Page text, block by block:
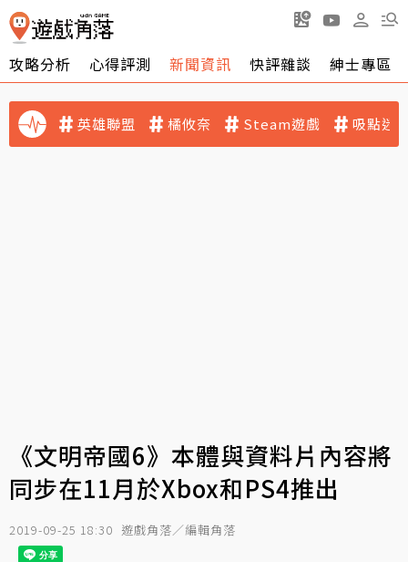
攻略分析 心得評測 新聞資訊 快評雜談 紳士專區
英雄聯盟 橘攸奈 Steam遊戲 吸點迷
《文明帝國6》本體與資料片內容將
同步在11月於Xbox和PS4推出
2019-09-25 18:30 遊戲角落／編輯角落